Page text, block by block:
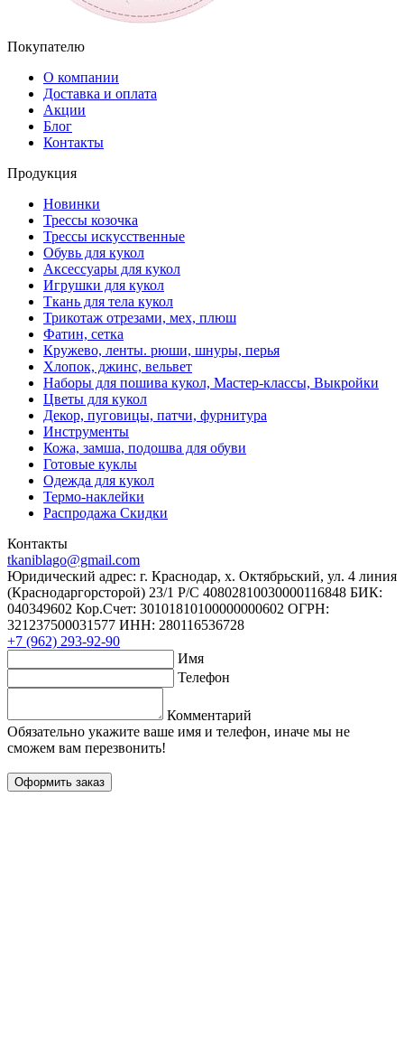
Покупателю
О компании
Доставка и оплата
Акции
Блог
Контакты
Продукция
Новинки
Трессы козочка
Трессы искусственные
Обувь для кукол
Аксессуары для кукол
Игрушки для кукол
Ткань для тела кукол
Трикотаж отрезами, мех, плюш
Фатин, сетка
Кружево, ленты. рюши, шнуры, перья
Хлопок, джинс, вельвет
Наборы для пошива кукол, Мастер-классы, Выкройки
Цветы для кукол
Декор, пуговицы, патчи, фурнитура
Инструменты
Кожа, замша, подошва для обуви
Готовые куклы
Одежда для кукол
Термо-наклейки
Распродажа Скидки
Контакты
tkaniblago@gmail.com
Юридический адрес: г. Краснодар, х. Октябрьский, ул. 4 линия
(Краснодаргорсторой) 23/1 Р/C 40802810030000116848 БИК:
040349602 Кор.Счет: 30101810100000000602 ОГРН:
321237500031577 ИНН: 280116536728
+7 (962) 293-92-90
Имя
Телефон
Комментарий
Обязательно укажите ваше имя и телефон, иначе мы не
сможем вам перезвонить!
Оформить заказ